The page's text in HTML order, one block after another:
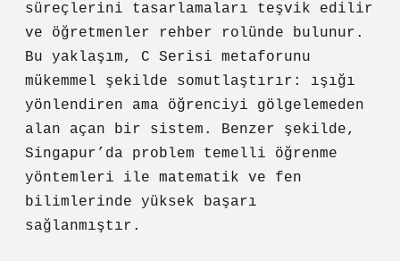
süreçlerini tasarlamaları teşvik edilir
ve öğretmenler rehber rolünde bulunur.
Bu yaklaşım, C Serisi metaforunu
mükemmel şekilde somutlaştırır: ışığı
yönlendiren ama öğrenciyi gölgelemeden
alan açan bir sistem. Benzer şekilde,
Singapur’da problem temelli öğrenme
yöntemleri ile matematik ve fen
bilimlerinde yüksek başarı
sağlanmıştır.